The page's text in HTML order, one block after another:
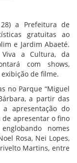
a Prefeitura de
gratuitas ao
e Jardim Abaeté.
a Cultura, da
com shows,
de filme.
no Parque “Miguel
a partir das
apresentação do
de apresentar o fino
nomes
Rosa, Nei Lopes,
Martins, entre